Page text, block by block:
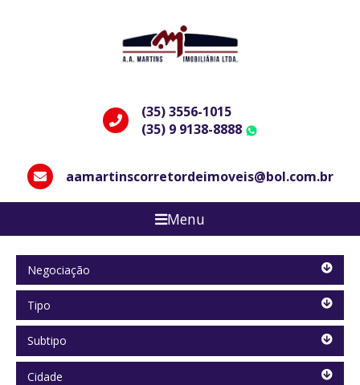
(35) 3556-1015
(35) 9 9138-8888
aamartinscorretordeimoveis@bol.com.br
Menu
Negociação
Tipo
Subtipo
Cidade